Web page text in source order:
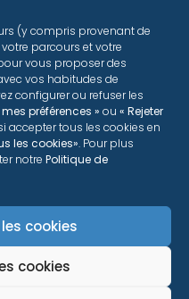
(y compris provenant de
parcours et votre
vous proposer des
vos habitudes de
configurer ou refuser les
préférences » ou « Rejeter
accepter tous les cookies en
les cookies». Pour plus
notre Politique de
cookies
cookies
le droit de modifier les
d’utilisation à